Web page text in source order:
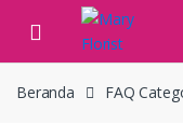
navigation
content
Beranda FAQ